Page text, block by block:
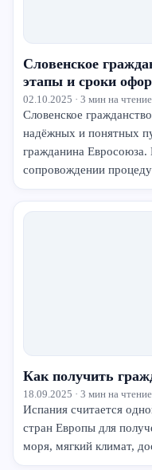
Словенское
этапы и сроки
02.10.2025 · 3 мин на чтение
Словенское
надёжных и понятных
гражданина
сопровождении
Как получить
18.09.2025 · 3 мин на чтение
Испания считается
стран Европы для
моря, мягкий климат,